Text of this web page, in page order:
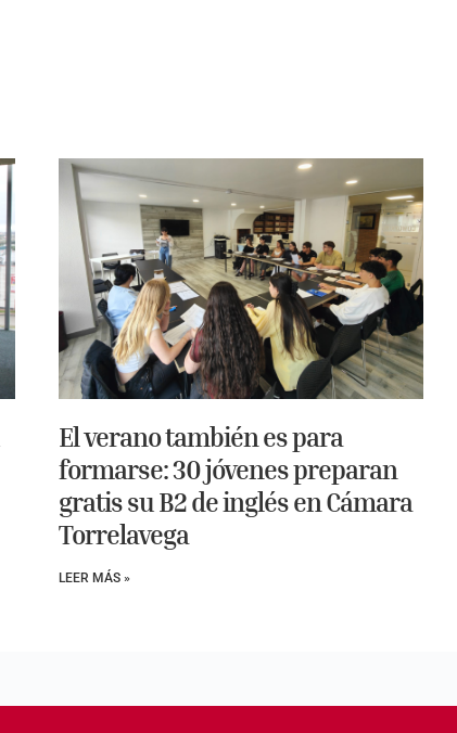
El verano también es para
formarse: 30 jóvenes preparan
gratis su B2 de inglés en Cámara
Torrelavega
LEER MÁS »